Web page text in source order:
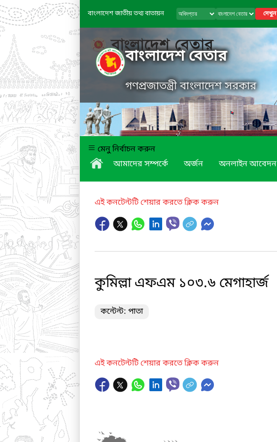
বাংলাদেশ জাতীয় তথ্য বাতায়ন দেখুন
বাংলাদেশ বেতার
গণপ্রজাতন্ত্রী বাংলাদেশ সরকার
মেনু নির্বাচন করুন
আমাদের সম্পর্কে
অর্জন অনলাইন আবেদন
এই কনটেন্টটি শেয়ার করতে ক্লিক করুন
কুমিল্লা এফএম ১০৩.৬ মেগাহার্জ
কন্টেন্ট: পাতা
এই কনটেন্টটি শেয়ার করতে ক্লিক করুন